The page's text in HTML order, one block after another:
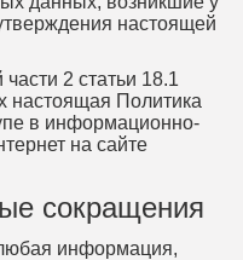
настоящей
2 статьи 18.1
настоящая Политика
в информационно-
на сайте
сокращения
информация,